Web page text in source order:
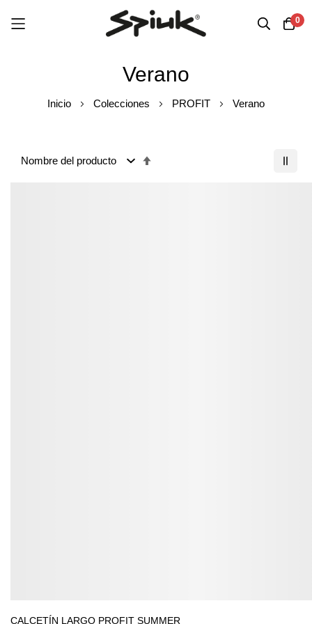
0
Verano
Inicio Colecciones PROFIT Verano
CALCETÍN LARGO PROFIT SUMMER